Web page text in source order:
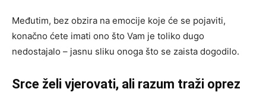
Međutim, bez obzira na emocije koje će se pojaviti,
konačno ćete imati ono što Vam je toliko dugo
nedostajalo – jasnu sliku onoga što se zaista dogodilo.
Srce želi vjerovati, ali razum traži oprez